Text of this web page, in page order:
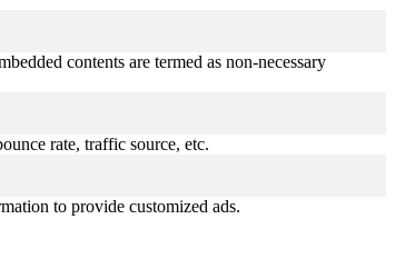
contents are termed as non-necessary
rate, traffic source, etc.
to provide customized ads.